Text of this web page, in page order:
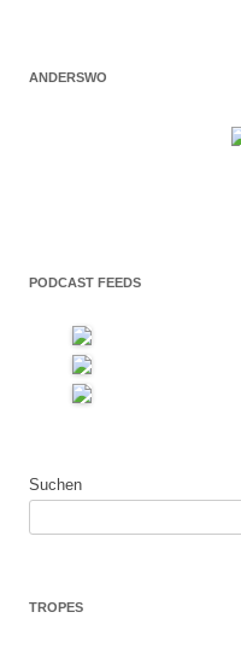
ANDERSWO
PODCAST FEEDS
Suchen
TROPES